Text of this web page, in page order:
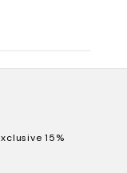
15%